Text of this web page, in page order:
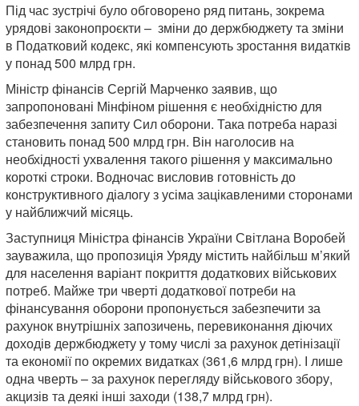
Під час зустрічі було обговорено ряд питань, зокрема
урядові законопроєкти – зміни до держбюджету та зміни
в Податковий кодекс, які компенсують зростання видатків
у понад 500 млрд грн.
Міністр фінансів Сергій Марченко заявив, що
запропоновані Мінфіном рішення є необхідністю для
забезпечення запиту Сил оборони. Така потреба наразі
становить понад 500 млрд грн. Він наголосив на
необхідності ухвалення такого рішення у максимально
короткі строки. Водночас висловив готовність до
конструктивного діалогу з усіма зацікавленими сторонами
у найближчий місяць.
Заступниця Міністра фінансів України Світлана Воробей
зауважила, що пропозиція Уряду містить найбільш м’який
для населення варіант покриття додаткових військових
потреб. Майже три чверті додаткової потреби на
фінансування оборони пропонується забезпечити за
рахунок внутрішніх запозичень, перевиконання діючих
доходів держбюджету у тому числі за рахунок детінізації
та економії по окремих видатках (361,6 млрд грн). І лише
одна чверть – за рахунок перегляду військового збору,
акцизів та деякі інші заходи (138,7 млрд грн).